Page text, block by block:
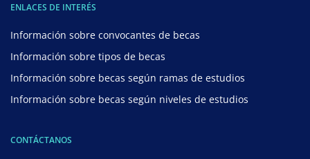
ENLACES DE INTERÉS
Información sobre convocantes de becas
Información sobre tipos de becas
Información sobre becas según ramas de estudios
Información sobre becas según niveles de estudios
CONTÁCTANOS